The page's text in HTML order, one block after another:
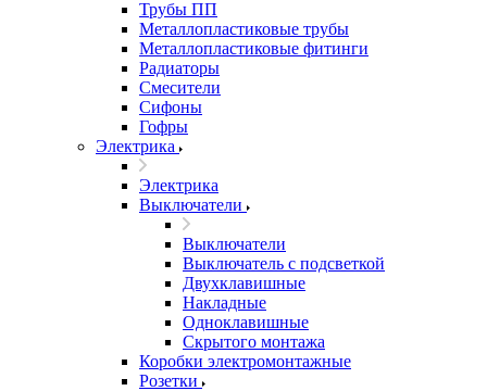
Трубы ПП
Металлопластиковые трубы
Металлопластиковые фитинги
Радиаторы
Смесители
Сифоны
Гофры
Электрика
Электрика
Выключатели
Выключатели
Выключатель с подсветкой
Двухклавишные
Накладные
Одноклавишные
Скрытого монтажа
Коробки электромонтажные
Розетки